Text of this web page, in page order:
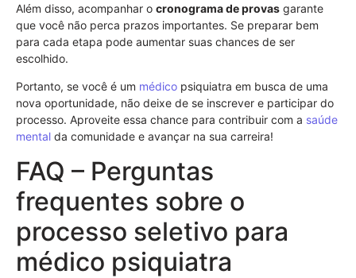
Além disso, acompanhar o cronograma de provas garante
que você não perca prazos importantes. Se preparar bem
para cada etapa pode aumentar suas chances de ser
escolhido.
Portanto, se você é um médico psiquiatra em busca de uma
nova oportunidade, não deixe de se inscrever e participar do
processo. Aproveite essa chance para contribuir com a saúde
mental da comunidade e avançar na sua carreira!
FAQ – Perguntas
frequentes sobre o
processo seletivo para
médico psiquiatra